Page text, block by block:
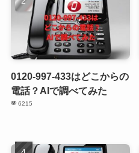
0120-997-433はどこからの
電話？AIで調べてみた
6215